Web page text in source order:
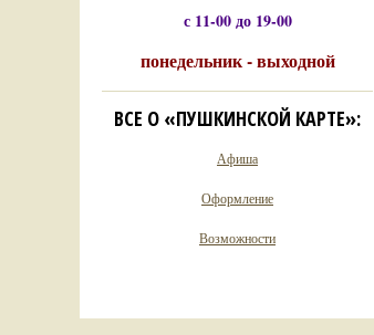
с 11-00 до 19-00
понедельник - выходной
ВСЕ О «ПУШКИНСКОЙ КАРТЕ»:
Афиша
Оформление
Возможности